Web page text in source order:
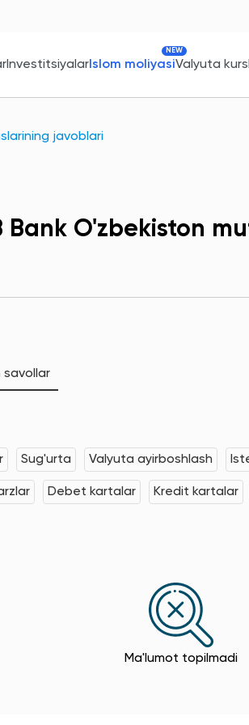
InvestitsiyalarIslom moliyasi
NEW
Valyuta
javoblari
Bank O'zbekiston
savollar
Sug'urta Valyuta ayirboshlash
Debet kartalar Kredit kartalar
Ma'lumot topilmadi